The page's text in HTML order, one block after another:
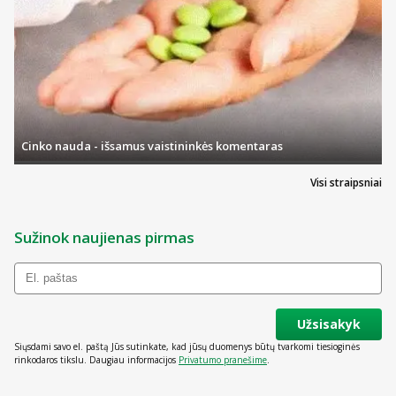
Visi straipsniai
Cinko nauda - išsamus vaistininkės komentaras
Sužinok naujienas pirmas
Užsisakyk
Siųsdami savo el. paštą Jūs sutinkate, kad jūsų duomenys būtų tvarkomi tiesioginės
rinkodaros tikslu. Daugiau informacijos Privatumo pranešime.